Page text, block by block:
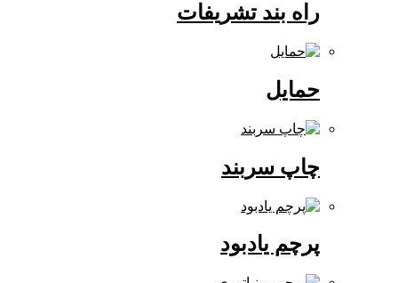
راه بند تشریفات
چاپ سربند
پرچم یادبود